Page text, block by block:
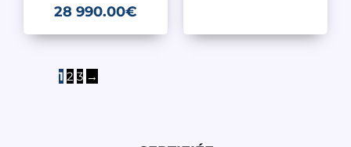
28 990.00€
1 2 3 →